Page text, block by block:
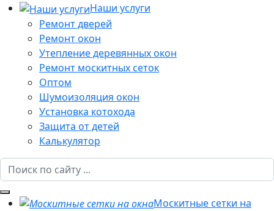
Наши услуги
Ремонт дверей
Ремонт окон
Утепление деревянных окон
Ремонт москитных сеток
Оптом
Шумоизоляция окон
Установка котохода
Защита от детей
Калькулятор
Москитные сетки на